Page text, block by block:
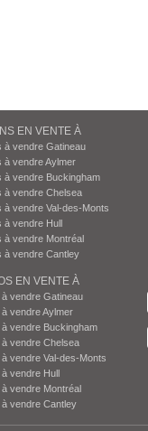
EN VENTE À
à vendre Gatineau
à vendre Aylmer
à vendre Buckingham
à vendre Chelsea
à vendre Val-des-Monts
à vendre Hull
à vendre Montréal
à vendre Cantley
EN VENTE À
vendre Gatineau
vendre Aylmer
vendre Buckingham
vendre Chelsea
vendre Val-des-Monts
vendre Hull
vendre Montréal
vendre Cantley